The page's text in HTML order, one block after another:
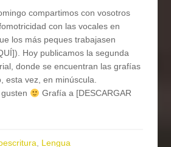
compartimos con vosotros
con las vocales en
los más peques trabajasen
Hoy publicamos la segunda
donde se encuentran las grafías
esta vez, en minúscula.
Grafía a [DESCARGAR
, Lengua